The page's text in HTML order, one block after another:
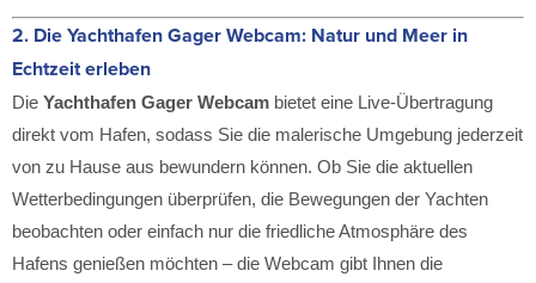
2. Die Yachthafen Gager Webcam: Natur und Meer in
Echtzeit erleben
Die Yachthafen Gager Webcam bietet eine Live-Übertragung
direkt vom Hafen, sodass Sie die malerische Umgebung jederzeit
von zu Hause aus bewundern können. Ob Sie die aktuellen
Wetterbedingungen überprüfen, die Bewegungen der Yachten
beobachten oder einfach nur die friedliche Atmosphäre des
Hafens genießen möchten – die Webcam gibt Ihnen die